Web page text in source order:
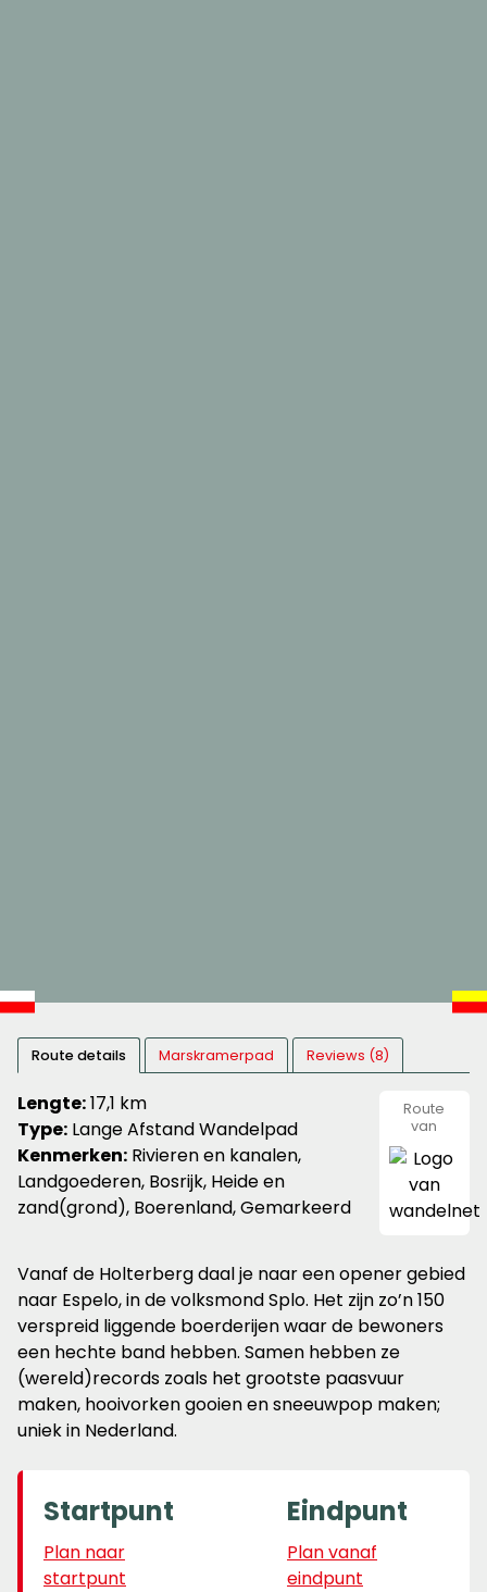
Route details Marskramerpad Reviews (8)
Lengte:17,1 km
Type: Lange Afstand Wandelpad
Kenmerken: Rivieren en kanalen,
Landgoederen, Bosrijk, Heide en
zand(grond), Boerenland, Gemarkeerd
Route
van
Vanaf de Holterberg daal je naar een opener gebied
naar Espelo, in de volksmond Splo. Het zijn zo’n 150
verspreid liggende boerderijen waar de bewoners
een hechte band hebben. Samen hebben ze
(wereld)records zoals het grootste paasvuur
maken, hooivorken gooien en sneeuwpop maken;
uniek in Nederland.
Startpunt
Plan naar
startpunt
Eindpunt
Plan vanaf
eindpunt